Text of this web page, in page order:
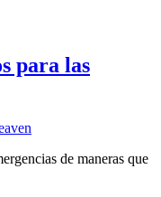
para las
de maneras que